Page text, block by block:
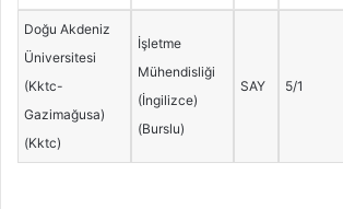
Doğu Akdeniz
Üniversitesi
(Kktc-
Gazimağusa)
(Kktc)
İşletme
Mühendisliği
(İngilizce)
(Burslu)
SAY 5/1